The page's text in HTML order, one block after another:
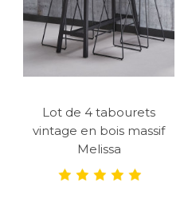
Lot de 4 tabourets
vintage en bois massif
Melissa